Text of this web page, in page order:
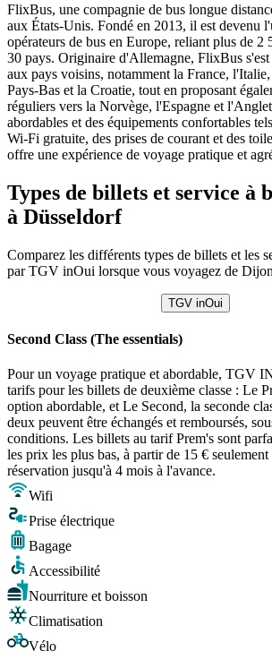
FlixBus, une compagnie de bus longue
aux États-Unis. Fondé en 2013, il est devenu
opérateurs de bus en Europe, reliant plus de 2
30 pays. Originaire d'Allemagne, FlixBus s'est
aux pays voisins, notamment la France,
Pays-Bas et la Croatie, tout en proposant
réguliers vers la Norvège, l'Espagne et
abordables et des équipements confortables
Wi-Fi gratuite, des prises de courant et des
offre une expérience de voyage pratique et
Types de billets et service à
à Düsseldorf
Comparez les différents types de billets et les
par TGV inOui lorsque vous voyagez de
TGV inOui
Second Class (The essentials)
Pour un voyage pratique et abordable, TGV
tarifs pour les billets de deuxième classe : Le
option abordable, et Le Second, la seconde
deux peuvent être échangés et remboursés,
conditions. Les billets au tarif Prem's sont
les prix les plus bas, à partir de 15 €
réservation jusqu'à 4 mois à l'avance.
Wifi
Prise électrique
Bagage
Accessibilité
Nourriture et boisson
Climatisation
Vélo